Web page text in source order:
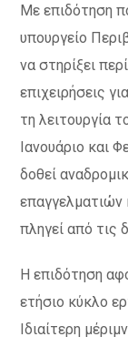
Με επιδότηση
υπουργείο
να στηρίξει
επιχειρήσεις
τη λειτουργία
Ιανουάριο και
δοθεί
επαγγελματιών
πληγεί από τις
Η επιδότηση
ετήσιο κύκλο
Ιδιαίτερη